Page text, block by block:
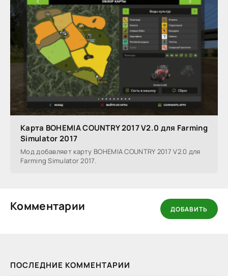
ПОСЛЕДНИЕ КОММЕНТАРИИ
Карта BOHEMIA COUNTRY 2017 V2.0 для Farming
Simulator 2017
Мод добавляет карту BOHEMIA COUNTRY 2017 V2.0 для
Farming Simulator 2017.
Комментарии ДОБАВИТЬ